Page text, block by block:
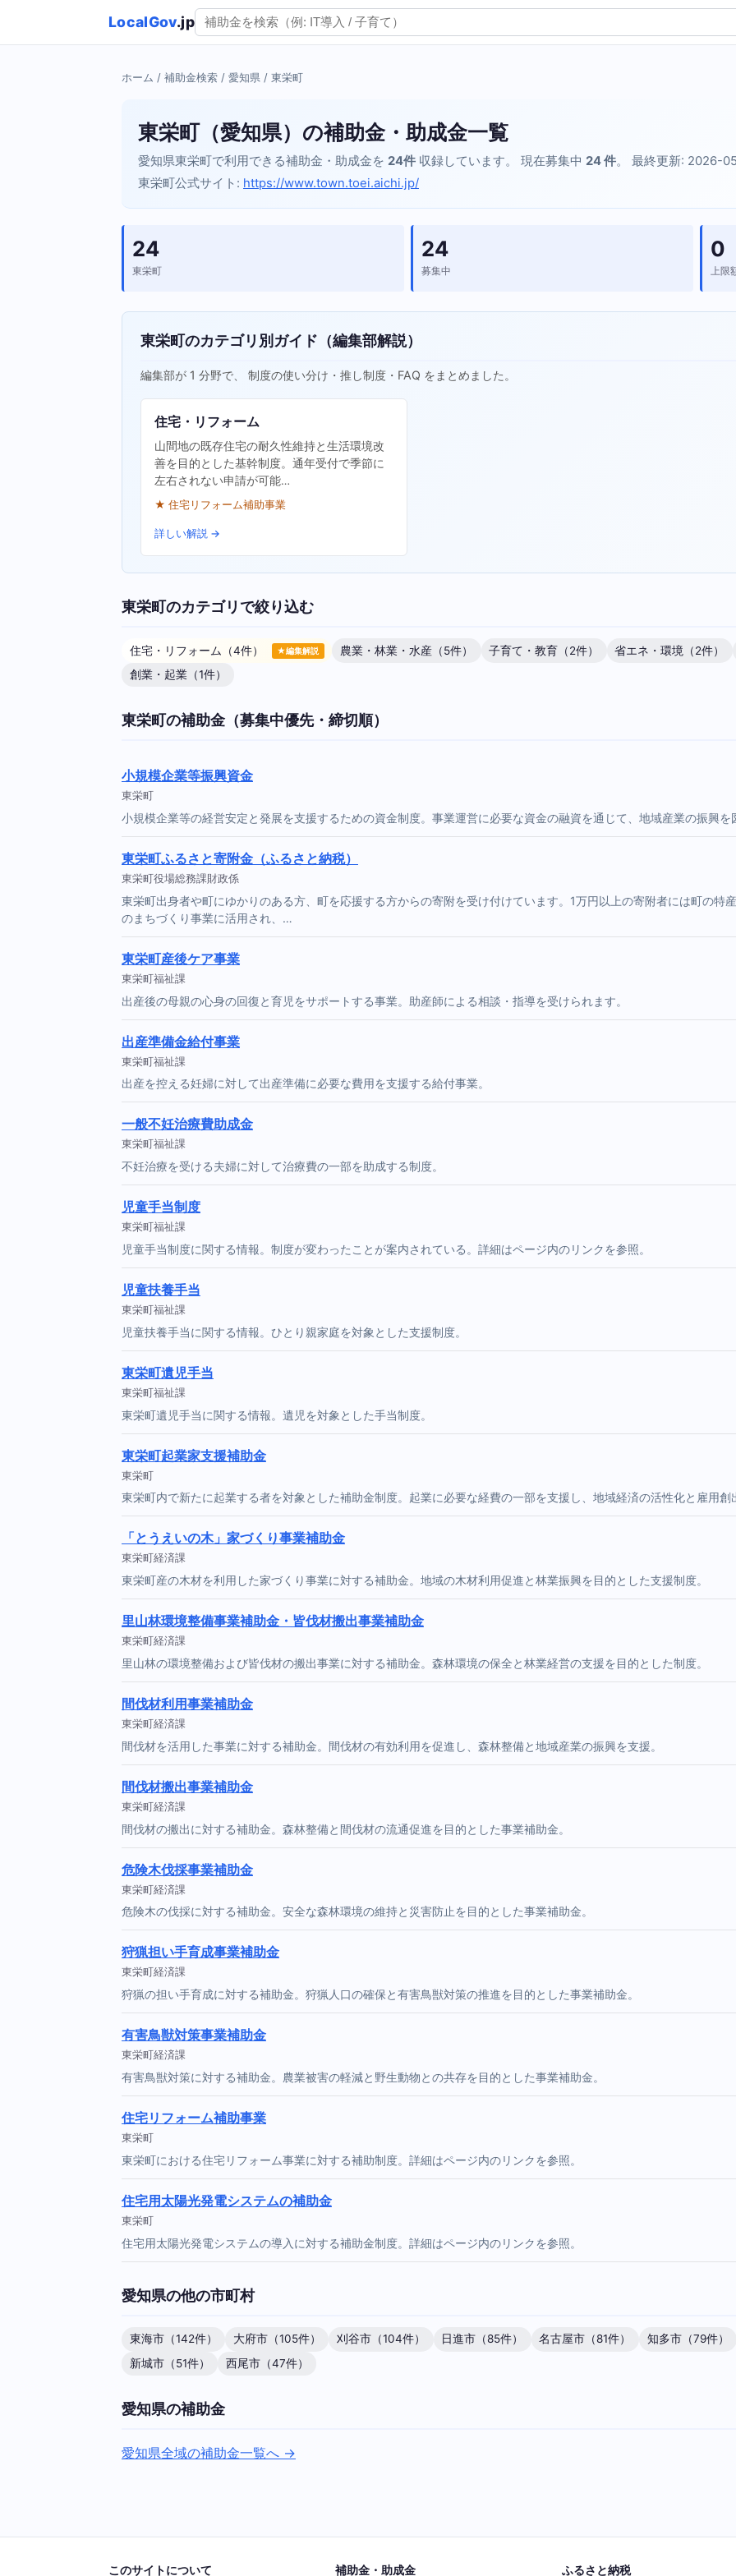
LocalGov.jp
ホーム / 補助金検索 / 愛知県 / 東栄町
東栄町（愛知県）の補助金・助成金一覧
愛知県東栄町で利用できる補助金・助成金を 24件 収録しています。 現在募集中 24 件。 最終更新: 2026-
東栄町公式サイト: https://www.town.toei.aichi.jp/
24
東栄町
24
募集中
0
上限
東栄町のカテゴリ別ガイド（編集部解説）
編集部が 1 分野で、 制度の使い分け・推し制度・FAQ をまとめました。
住宅・リフォーム
山間地の既存住宅の耐久性維持と生活環境改
善を目的とした基幹制度。通年受付で季節に
左右されない申請が可能…
★ 住宅リフォーム補助事業
詳しい解説 →
東栄町のカテゴリで絞り込む
住宅・リフォーム（4件） ★編集解説 農業・林業・水産（5件） 子育て・教育（2件） 省エネ・環境（2件）
創業・起業（1件）
東栄町の補助金（募集中優先・締切順）
小規模企業等振興資金
東栄町
小規模企業等の経営安定と発展を支援するための資金制度。事業運営に必要な資金の融資を通じて、地域産業の振興を
東栄町ふるさと寄附金（ふるさと納税）
東栄町役場総務課財政係
東栄町出身者や町にゆかりのある方、町を応援する方からの寄附を受け付けています。1万円以上の寄附者には町の特
のまちづくり事業に活用され、…
東栄町産後ケア事業
東栄町福祉課
出産後の母親の心身の回復と育児をサポートする事業。助産師による相談・指導を受けられます。
出産準備金給付事業
東栄町福祉課
出産を控える妊婦に対して出産準備に必要な費用を支援する給付事業。
一般不妊治療費助成金
東栄町福祉課
不妊治療を受ける夫婦に対して治療費の一部を助成する制度。
児童手当制度
東栄町福祉課
児童手当制度に関する情報。制度が変わったことが案内されている。詳細はページ内のリンクを参照。
児童扶養手当
東栄町福祉課
児童扶養手当に関する情報。ひとり親家庭を対象とした支援制度。
東栄町遺児手当
東栄町福祉課
東栄町遺児手当に関する情報。遺児を対象とした手当制度。
東栄町起業家支援補助金
東栄町
東栄町内で新たに起業する者を対象とした補助金制度。起業に必要な経費の一部を支援し、地域経済の活性化と雇用創
「とうえいの木」家づくり事業補助金
東栄町経済課
東栄町産の木材を利用した家づくり事業に対する補助金。地域の木材利用促進と林業振興を目的とした支援制度。
里山林環境整備事業補助金・皆伐材搬出事業補助金
東栄町経済課
里山林の環境整備および皆伐材の搬出事業に対する補助金。森林環境の保全と林業経営の支援を目的とした制度。
間伐材利用事業補助金
東栄町経済課
間伐材を活用した事業に対する補助金。間伐材の有効利用を促進し、森林整備と地域産業の振興を支援。
間伐材搬出事業補助金
東栄町経済課
間伐材の搬出に対する補助金。森林整備と間伐材の流通促進を目的とした事業補助金。
危険木伐採事業補助金
東栄町経済課
危険木の伐採に対する補助金。安全な森林環境の維持と災害防止を目的とした事業補助金。
狩猟担い手育成事業補助金
東栄町経済課
狩猟の担い手育成に対する補助金。狩猟人口の確保と有害鳥獣対策の推進を目的とした事業補助金。
有害鳥獣対策事業補助金
東栄町経済課
有害鳥獣対策に対する補助金。農業被害の軽減と野生動物との共存を目的とした事業補助金。
住宅リフォーム補助事業
東栄町
東栄町における住宅リフォーム事業に対する補助制度。詳細はページ内のリンクを参照。
住宅用太陽光発電システムの補助金
東栄町
住宅用太陽光発電システムの導入に対する補助金制度。詳細はページ内のリンクを参照。
愛知県の他の市町村
東海市（142件） 大府市（105件） 刈谷市（104件） 日進市（85件） 名古屋市（81件） 知多市（79件）
新城市（51件）
西尾市（47件）
愛知県の補助金
愛知県全域の補助金一覧へ →
このサイトについて 補助金・助成金 ふるさと納税